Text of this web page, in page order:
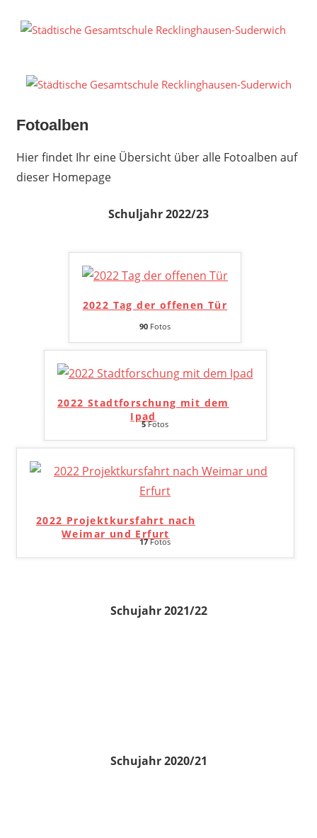
Inhalt
Fotoalben
Hier findet Ihr eine Übersicht über alle Fotoalben auf
dieser Homepage
Schuljahr 2022/23
2022 Tag der offenen Tür
90 Fotos
2022 Stadtforschung mit dem
Ipad
5Fotos
2022 Projektkursfahrt nach
Weimar und Erfurt
17Fotos
Schujahr 2021/22
Schujahr 2020/21